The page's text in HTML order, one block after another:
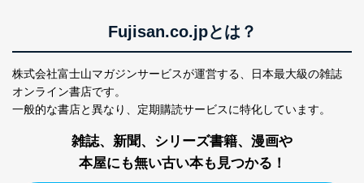
株式会社富士山マガジンサービス
代表取締役会長 西野 伸一郎
個人情報の取扱いについて
１．個人情報保護管理者
当社は以下の個人情報保護管理者を設置し、個人情報保
護管理者の責任のもと、個人情報を取得・アクセス・利
用・提供・管理いたします。
Fujisan.co.jpとは？
株式会社富士山マガジンサービスが運営する、
日本最大級の雑誌
オンライン書店です。
一般的な書店と異なり、 定期購読サービスに特化しています。
雑誌、新聞、シリーズ書籍、漫画や
本屋にも無い古い本も見つかる！